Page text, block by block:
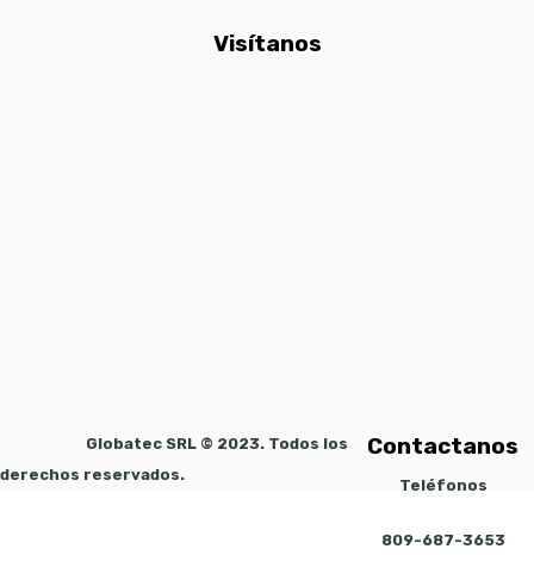
Visítanos
Contactanos
Teléfonos
809-687-3653
Globatec SRL © 2023. Todos los
derechos reservados.